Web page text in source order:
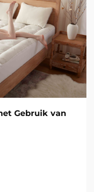
Gebruik van